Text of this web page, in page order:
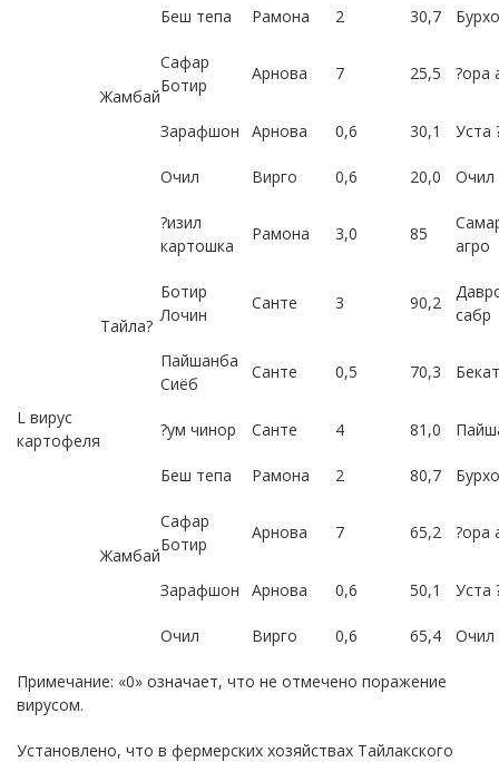
Жaмбaй
Беш тепа Рамона 2 30,7
Сафар
Ботир
Арнова 7 25,5 ?ора
Зарафшон Арнова 0,6 30,1 Уста
Очил Вирго 0,6 20,0 Очил
L вирус
картофеля
Тaйлa?
?изил
картошка
Рамона 3,0 85
агро
Ботир
Лочин
Санте 3 90,2
сабр
Пайшанба
Сиёб
Санте 0,5 70,3 Бекат
?ум чинор Санте 4 81,0
Жaмбaй
Беш тепа Рамона 2 80,7
Сафар
Ботир
Арнова 7 65,2 ?ора
Зарафшон Арнова 0,6 50,1 Уста
Очил Вирго 0,6 65,4 Очил
Примечание: «0» означает, что не отмечено поражение
вирусом.
Установлено, что в фермерских хозяйствах Тайлакского